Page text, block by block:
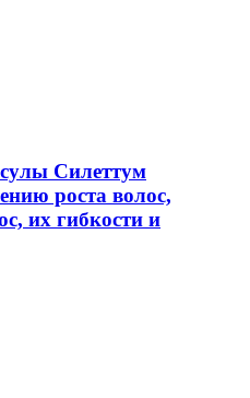
Силеттум
роста волос,
их гибкости и